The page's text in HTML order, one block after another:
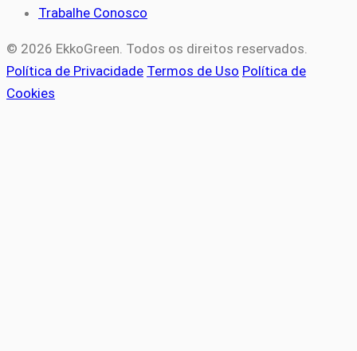
Trabalhe Conosco
© 2026 EkkoGreen. Todos os direitos reservados.
Política de Privacidade Termos de Uso Política de
Cookies